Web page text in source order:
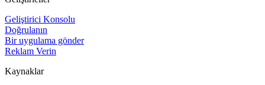
Geliştirici Konsolu
Doğrulanın
Bir uygulama gönder
Reklam Verin
Kaynaklar